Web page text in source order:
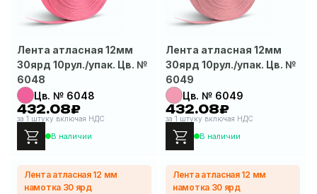
Лента атласная 12мм
30ярд 10рул./упак. Цв. №
6048
Цв. № 6048
432.08₽
за 1 штуку включая НДС
В наличии
Лента атласная 12мм
30ярд 10рул./упак. Цв. №
6049
Цв. № 6049
432.08₽
за 1 штуку включая НДС
В наличии
Лента атласная 12 мм
намотка 30 ярд
Лента атласная 12 мм
намотка 30 ярд